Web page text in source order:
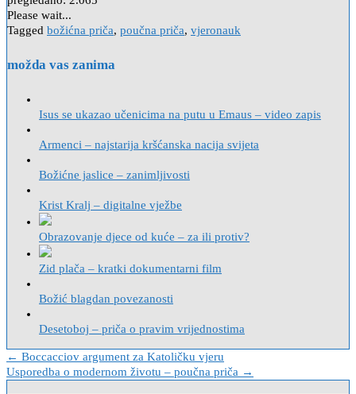
Please wait...
Tagged božićna priča, poučna priča, vjeronauk
možda vas zanima
Isus se ukazao učenicima na putu u Emaus – video zapis
Armenci – najstarija kršćanska nacija svijeta
Božićne jaslice – zanimljivosti
Krist Kralj – digitalne vježbe
Obrazovanje djece od kuće – za ili protiv?
Zid plača – kratki dokumentarni film
Božić blagdan povezanosti
Desetoboj – priča o pravim vrijednostima
Navigacija
objava
← Boccacciov argument za Katoličku vjeru
Usporedba o modernom životu – poučna priča →